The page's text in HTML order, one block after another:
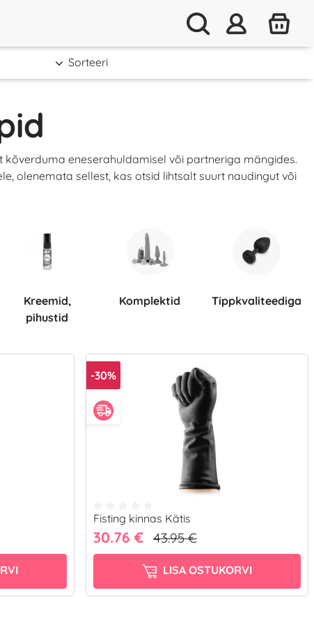
Sorteeri
eneserahuldamisel või partneriga mängides.
olenemata sellest, kas otsid lihtsalt suurt naudingut või
Kreemid,
pihustid
Komplektid Tippkvaliteediga
-30%
Fisting kinnas Kätis
30.76 € 43.95 €
LISA OSTUKORVI